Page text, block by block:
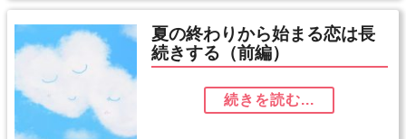
夏の終わりから始まる恋は長
続きする（前編）
続きを読む...